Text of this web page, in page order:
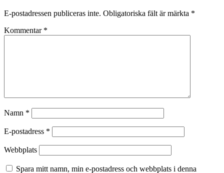
E-postadressen publiceras inte. Obligatoriska fält är märkta *
Kommentar *
Namn *
E-postadress *
Webbplats
Spara mitt namn, min e-postadress och webbplats i denna